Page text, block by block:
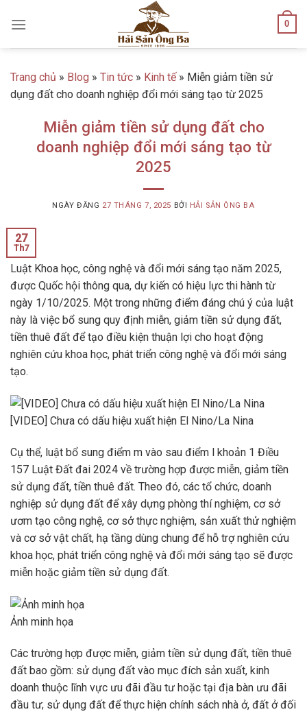
0
Trang chủ » Blog » Tin tức » Kinh tế» Miễn giảm tiền sử
dụng đất cho doanh nghiệp đổi mới sáng tạo từ 2025
Miễn giảm tiền sử dụng đất cho
doanh nghiệp đổi mới sáng tạo từ
2025
NGÀY ĐĂNG 27 THÁNG 7, 2025 BỞI HẢI SẢN ÔNG BA
27
Th7
Luật Khoa học, công nghệ và đổi mới sáng tạo năm 2025,
được Quốc hội thông qua, dự kiến có hiệu lực thi hành từ
ngày 1/10/2025. Một trong những điểm đáng chú ý của luật
này là việc bổ sung quy định miễn, giảm tiền sử dụng đất,
tiền thuê đất để tạo điều kiện thuận lợi cho hoạt động
nghiên cứu khoa học, phát triển công nghệ và đổi mới sáng
tạo.
[VIDEO] Chưa có dấu hiệu xuất hiện El Nino/La Nina
Cụ thể, luật bổ sung điểm m vào sau điểm l khoản 1 Điều
157 Luật Đất đai 2024 về trường hợp được miễn, giảm tiền
sử dụng đất, tiền thuê đất. Theo đó, các tổ chức, doanh
nghiệp sử dụng đất để xây dựng phòng thí nghiệm, cơ sở
ươm tạo công nghệ, cơ sở thực nghiệm, sản xuất thử nghiệm
và cơ sở vật chất, hạ tầng dùng chung để hỗ trợ nghiên cứu
khoa học, phát triển công nghệ và đổi mới sáng tạo sẽ được
miễn hoặc giảm tiền sử dụng đất.
Ảnh minh họa
Các trường hợp được miễn, giảm tiền sử dụng đất, tiền thuê
đất bao gồm: sử dụng đất vào mục đích sản xuất, kinh
doanh thuộc lĩnh vực ưu đãi đầu tư hoặc tại địa bàn ưu đãi
đầu tư; sử dụng đất để thực hiện chính sách nhà ở, đất ở đối